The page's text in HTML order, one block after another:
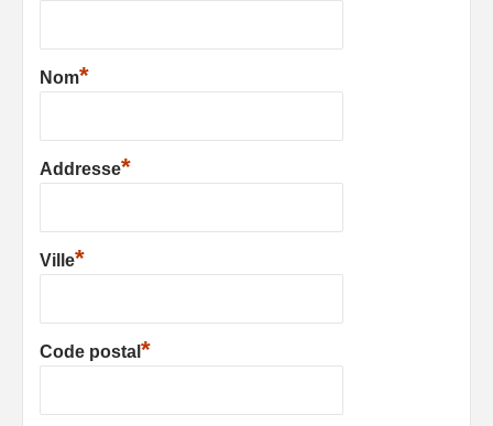
Nom*
Addresse*
Ville*
Code postal *